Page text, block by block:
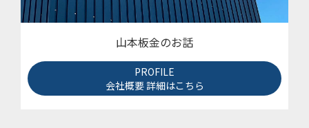
山本板金のお話
PROFILE
会社概要 詳細はこちら